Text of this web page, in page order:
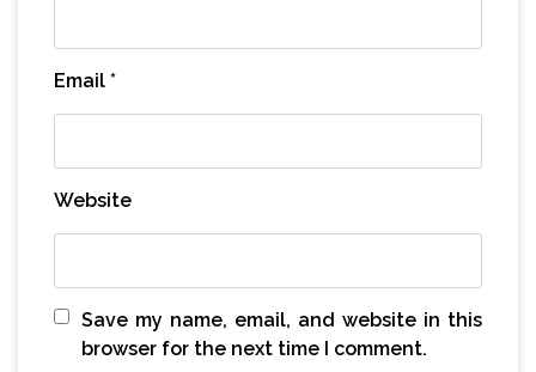
Email *
Website
Save my name, email, and website in this
browser for the next time I comment.